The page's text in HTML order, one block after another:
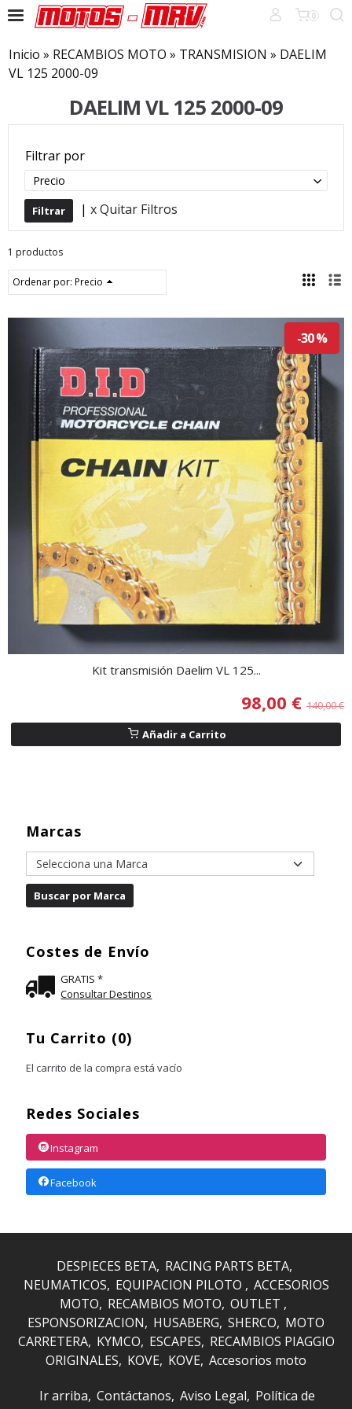
0
Marcas
Costes de Envío
GRATIS *
Consultar Destinos
Tu Carrito (0)
El carrito de la compra está vacío
Redes Sociales
Instagram
Facebook
Inicio » RECAMBIOS MOTO » TRANSMISION » DAELIM
VL 125 2000-09
DAELIM VL 125 2000-09
Filtrar por
Precio
| x Quitar Filtros
1 productos
Ordenar por: Precio
-30 %
Kit transmisión Daelim VL 125...
98,00 € 140,00 €
Añadir a Carrito
DESPIECES BETA RACING PARTS BETA
NEUMATICOS EQUIPACION PILOTO
ACCESORIOS
MOTO RECAMBIOS MOTO OUTLET
ESPONSORIZACION
HUSABERG SHERCO MOTO
CARRETERA KYMCO ESCAPES RECAMBIOS PIAGGIO
ORIGINALES KOVE KOVE Accesorios moto
Ir arriba Contáctanos Aviso Legal Política de